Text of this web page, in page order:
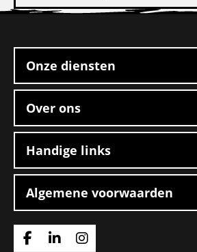
Chauffeur
footer
Onze diensten
Over ons
Handige links
Algemene voorwaarden
Ga
Ga
Ga